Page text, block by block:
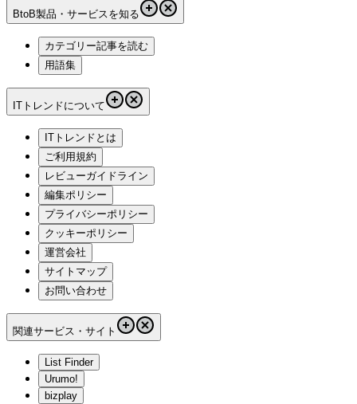
BtoB製品・サービスを知る
カテゴリー記事を読む
用語集
ITトレンドについて
ITトレンドとは
ご利用規約
レビューガイドライン
編集ポリシー
プライバシーポリシー
クッキーポリシー
運営会社
サイトマップ
お問い合わせ
関連サービス・サイト
List Finder
Urumo!
bizplay